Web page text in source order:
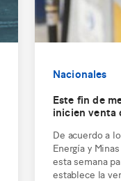
Nacionales
Este fin de
inicien venta
De acuerdo a
Energía y
esta semana
establece la